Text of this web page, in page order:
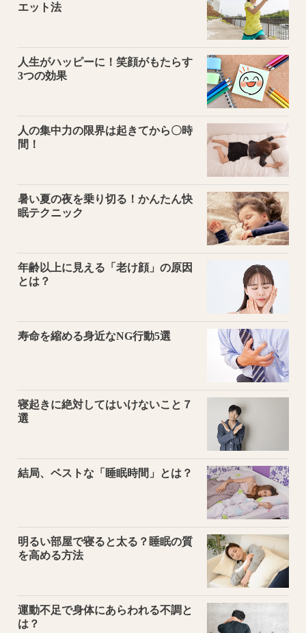
エット法
人生がハッピーに！笑顔がもたらす
3つの効果
人の集中力の限界は起きてから〇時
間！
暑い夏の夜を乗り切る！かんたん快
眠テクニック
年齢以上に見える「老け顔」の原因
とは？
寿命を縮める身近なNG行動5選
寝起きに絶対してはいけないこと７
選
結局、ベストな「睡眠時間」とは？
明るい部屋で寝ると太る？睡眠の質
を高める方法
運動不足で身体にあらわれる不調と
は？